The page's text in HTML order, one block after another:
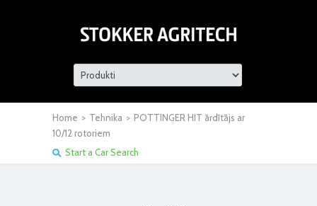
Home > Tehnika > POTTINGER HIT ārdītājs ar
10/12 rotoriem
Start a Car Search